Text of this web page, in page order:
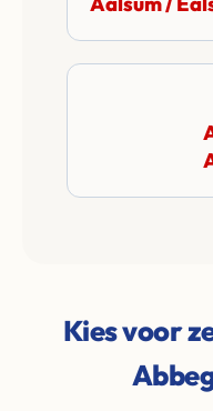
Kies voor